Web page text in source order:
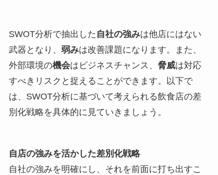
SWOT分析で抽出した 自社の強みは他店にはない
武器となり、 弱みは改善課題になります。また、
外部環境の機会はビジネスチャンス、 脅威は対応
すべきリスクと捉えることができます。以下で
は、SWOT分析に基づいて考えられる飲食店の差
別化戦略を具体的に見ていきましょう。
自店の強みを活かした差別化戦略
自社の強みを明確にし、それを前面に打ち出すこ